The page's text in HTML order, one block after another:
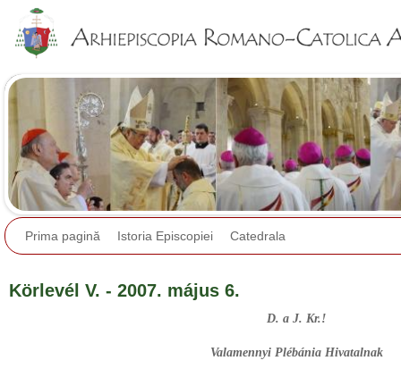
Prima pagină Istoria Episcopiei Catedrala
Körlevél V. - 2007. május 6.
D. a J. Kr.!
Valamennyi Plébánia Hivatalnak